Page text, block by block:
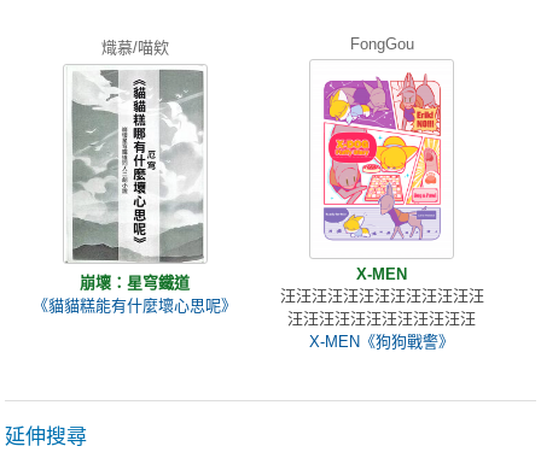
熾慕/喵欸
崩壞：星穹鐵道
《貓貓糕能有什麼壞心思呢》
FongGou
X-MEN
汪汪汪汪汪汪汪汪汪汪汪汪汪
汪汪汪汪汪汪汪汪汪汪汪汪
X-MEN《狗狗戰警》
延伸搜尋